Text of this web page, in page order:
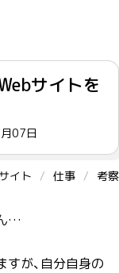
サイトを
07日
イト 仕事 考察
…
が、自分自身の